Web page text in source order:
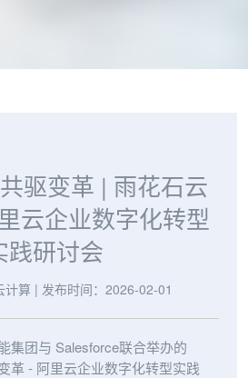
驱变革 | 雨花石云
云企业数字化转型
践研讨会
计算 | 发布时间：2026-02-01
集团与 Salesforce联合举办的
革 - 阿里云企业数字化转型实践